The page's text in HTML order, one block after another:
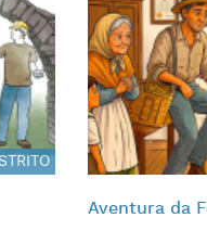
Aventura da